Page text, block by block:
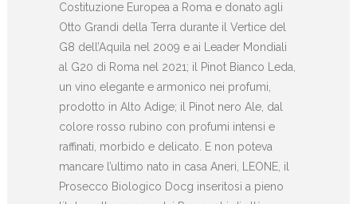
Costituzione Europea a Roma e donato agli
Otto Grandi della Terra durante il Vertice del
G8 dell’Aquila nel 2009 e ai Leader Mondiali
al G20 di Roma nel 2021; il Pinot Bianco Leda,
un vino elegante e armonico nei profumi,
prodotto in Alto Adige; il Pinot nero Ale, dal
colore rosso rubino con profumi intensi e
raffinati, morbido e delicato. E non poteva
mancare l’ultimo nato in casa Aneri, LEONE, il
Prosecco Biologico Docg inseritosi a pieno